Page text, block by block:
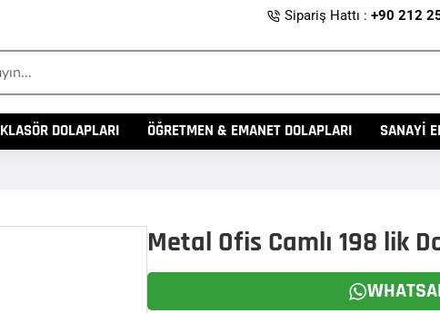
Sipariş Hattı : +90 212
KLASÖR DOLAPLARI ÖĞRETMEN & EMANET DOLAPLARI SANAYİ
Metal Ofis Camlı 198 lik